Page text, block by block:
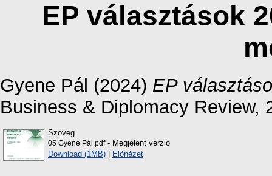
EP választások
Gyene Pál (2024) EP
Business & Diplomacy Review,
Szöveg
05 Gyene Pál.pdf- Megjelent verzió
Download (1MB) | Előnézet